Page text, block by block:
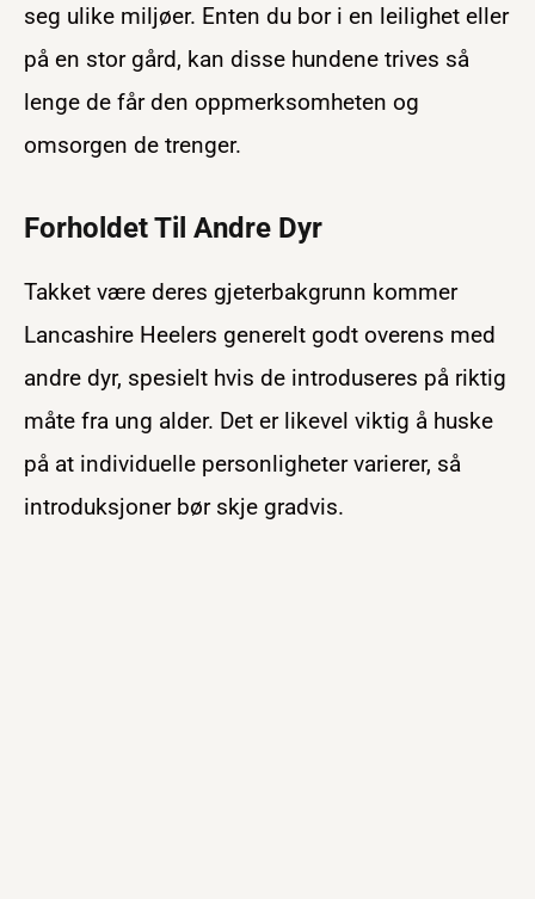
seg ulike miljøer. Enten du bor i en leilighet eller
på en stor gård, kan disse hundene trives så
lenge de får den oppmerksomheten og
omsorgen de trenger.
Forholdet Til Andre Dyr
Takket være deres gjeterbakgrunn kommer
Lancashire Heelers generelt godt overens med
andre dyr, spesielt hvis de introduseres på riktig
måte fra ung alder. Det er likevel viktig å huske
på at individuelle personligheter varierer, så
introduksjoner bør skje gradvis.